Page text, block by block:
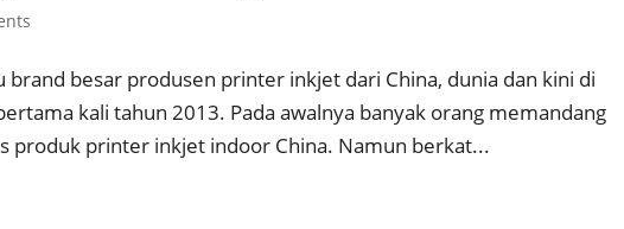
brand besar produsen printer inkjet dari China, dunia dan kini di
kali tahun 2013. Pada awalnya banyak orang memandang
produk printer inkjet indoor China. Namun berkat...